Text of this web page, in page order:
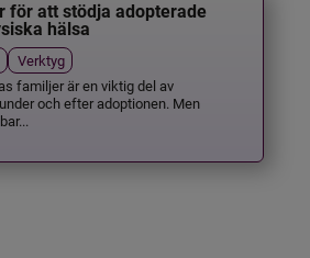
för att stödja adopterade
hälsa
Verktyg
familjer är en viktig del av
och efter adoptionen. Men